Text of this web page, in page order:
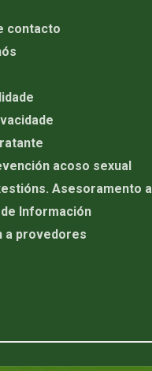
contacto
acoso sexual
Asesoramento
Información
a provedores